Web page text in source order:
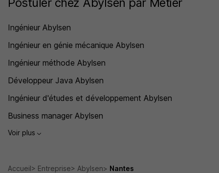
Postuler chez Abylsen par Métier
Ingénieur Abylsen
Ingénieur en génie mécanique Abylsen
Ingénieur méthode Abylsen
Développeur Java Abylsen
Ingénieur d'études et développement Abylsen
Business manager Abylsen
Voir plus
Accueil Entreprise Abylsen Nantes